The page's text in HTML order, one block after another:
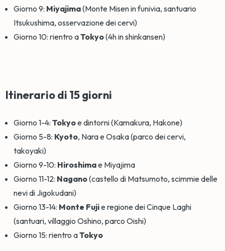
Giorno 9: Miyajima(Monte Misen in funivia, santuario
Itsukushima, osservazione dei cervi)
Giorno 10: rientro aTokyo(4h in shinkansen)
Itinerario di 15 giorni
Giorno 1-4:Tokyoe dintorni (Kamakura, Hakone)
Giorno 5-8: Kyoto, Nara e Osaka (parco dei cervi,
takoyaki)
Giorno 9-10: Hiroshimae Miyajima
Giorno 11-12: Nagano(castello di Matsumoto, scimmie delle
nevi di Jigokudani)
Giorno 13-14: Monte Fujie regione dei Cinque Laghi
(santuari, villaggio Oshino, parco Oishi)
Giorno 15: rientro aTokyo